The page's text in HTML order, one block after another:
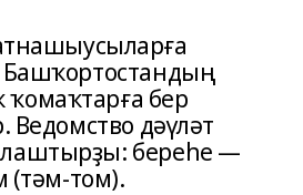
Башҡортостандың
бер
Ведомство дәүләт
береһе —
(тәм-том).